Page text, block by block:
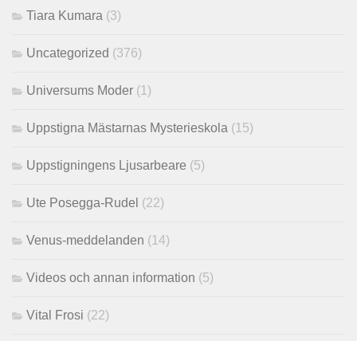
Tiara Kumara (3)
Uncategorized (376)
Universums Moder (1)
Uppstigna Mästarnas Mysterieskola (15)
Uppstigningens Ljusarbeare (5)
Ute Posegga-Rudel (22)
Venus-meddelanden (14)
Videos och annan information (5)
Vital Frosi (22)